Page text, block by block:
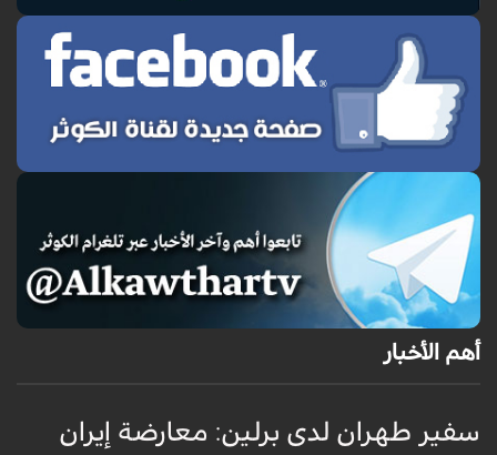
أهم الأخبار
سفير طهران لدى برلين: معارضة إيران